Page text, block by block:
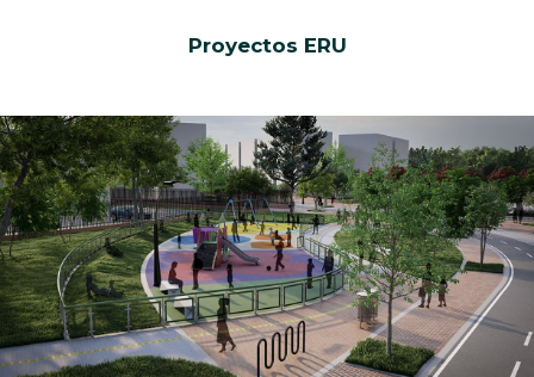
Proyectos ERU